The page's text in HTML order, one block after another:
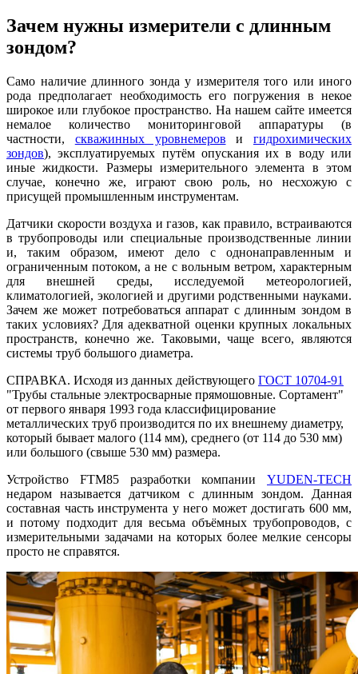
Зачем нужны измерители с длинным
зондом?
Само наличие длинного зонда у измерителя того или иного
рода предполагает необходимость его погружения в некое
широкое или глубокое пространство. На нашем сайте имеется
немалое количество мониторинговой аппаратуры (в
частности, скважинных уровнемеров и гидрохимических
зондов), эксплуатируемых путём опускания их в воду или
иные жидкости. Размеры измерительного элемента в этом
случае, конечно же, играют свою роль, но несхожую с
присущей промышленным инструментам.
Датчики скорости воздуха и газов, как правило, встраиваются
в трубопроводы или специальные производственные линии
и, таким образом, имеют дело с однонаправленным и
ограниченным потоком, а не с вольным ветром, характерным
для внешней среды, исследуемой метеорологией,
климатологией, экологией и другими родственными науками.
Зачем же может потребоваться аппарат с длинным зондом в
таких условиях? Для адекватной оценки крупных локальных
пространств, конечно же. Таковыми, чаще всего, являются
системы труб большого диаметра.
СПРАВКА. Исходя из данных действующего ГОСТ 10704-91
"Трубы стальные электросварные прямошовные. Сортамент"
от первого января 1993 года классифицирование
металлических труб производится по их внешнему диаметру,
который бывает малого (114 мм), среднего (от 114 до 530 мм)
или большого (свыше 530 мм) размера.
Устройство FTM85 разработки компании YUDEN-TECH
недаром называется датчиком с длинным зондом. Данная
составная часть инструмента у него может достигать 600 мм,
и потому подходит для весьма объёмных трубопроводов, с
измерительными задачами на которых более мелкие сенсоры
просто не справятся.